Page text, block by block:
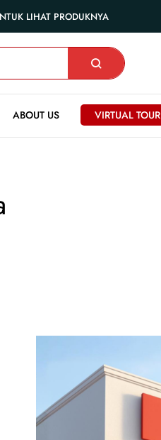
LIHAT PRODUKNYA
ABOUT US VIRTUAL TOUR